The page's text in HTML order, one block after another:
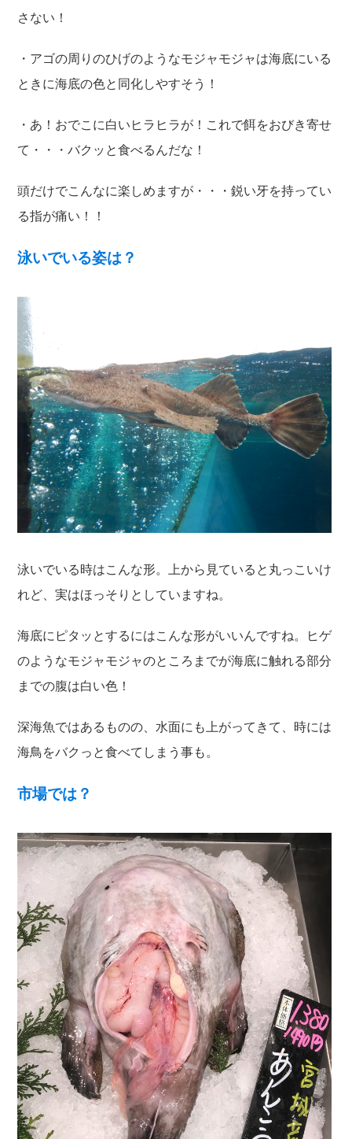
さない！
・アゴの周りのひげのようなモジャモジャは海底にいる
ときに海底の色と同化しやすそう！
・あ！おでこに白いヒラヒラが！これで餌をおびき寄せ
て・・・バクッと食べるんだな！
頭だけでこんなに楽しめますが・・・鋭い牙を持ってい
る指が痛い！！
泳いでいる姿は？
泳いでいる時はこんな形。上から見ていると丸っこいけ
れど、実はほっそりとしていますね。
海底にピタッとするにはこんな形がいいんですね。ヒゲ
のようなモジャモジャのところまでが海底に触れる部分
までの腹は白い色！
深海魚ではあるものの、水面にも上がってきて、時には
海鳥をバクっと食べてしまう事も。
市場では？